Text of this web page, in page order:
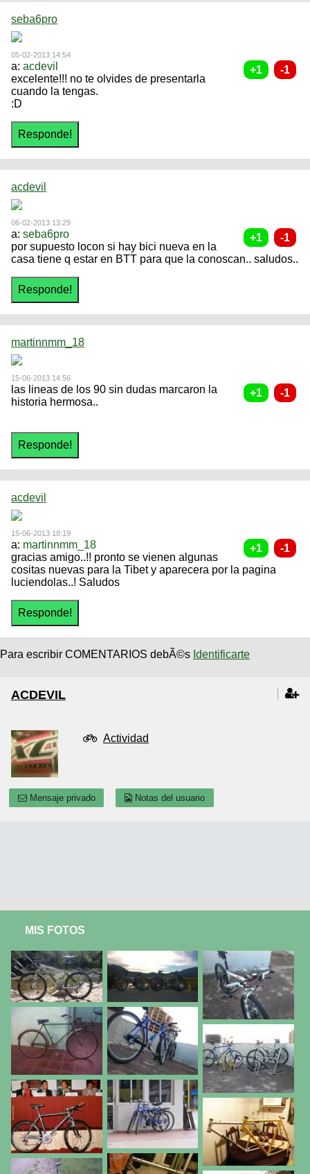
seba6pro
05-02-2013 14:54
a: acdevil
excelente!!! no te olvides de presentarla
cuando la tengas.
:D
acdevil
06-02-2013 13:29
a: seba6pro
por supuesto locon si hay bici nueva en la
casa tiene q estar en BTT para que la conoscan.. saludos..
martinnmm_18
15-06-2013 14:56
las lineas de los 90 sin dudas marcaron la
historia hermosa..
acdevil
15-06-2013 18:19
a: martinnmm_18
gracias amigo..!! pronto se vienen algunas
cositas nuevas para la Tibet y aparecera por la pagina
luciendolas..! Saludos
Para escribir COMENTARIOS debÃ©s Identificarte
ACDEVIL
Actividad
Mensaje privado Notas del usuario
MIS FOTOS